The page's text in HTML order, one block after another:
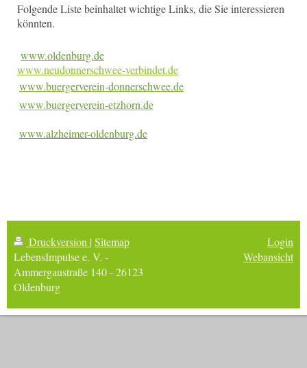
Folgende Liste beinhaltet wichtige Links, die Sie interessieren
könnten.
www.oldenburg.de
www.neudonnerschwee-verbindet.de
www.buergerverein-donnerschwee.de
www.buergerverein-etzhorn.de
www.alzheimer-oldenburg.de
Druckversion |Sitemap
LebensImpulse e. V. -
Ammergaustraße 140 - 26123
Oldenburg
Login
Webansicht